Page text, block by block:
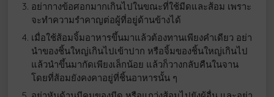
อย่ากางข้อศอกมากเกินไปในขณะที่ใช้มีดและส้อม เพราะ
จะทำความรำคาญต่อผู้ที่อยู่ด้านข้างได้
เมื่อใช้ส้อมจิ้มอาหารขึ้นมาแล้วต้องทานเพียงคำเดียว อย่า
นำของชิ้นใหญ่เกินไปเข้าปาก หรือจิ้มของชิ้นใหญ่เกินไป
แล้วนำขึ้นมากัดเพียงเล็กน้อย แล้วก็วางกลับคืนในจาน
โดยที่ส้อมยังคงคาอยู่ที่ชิ้นอาหารนั้น ๆ